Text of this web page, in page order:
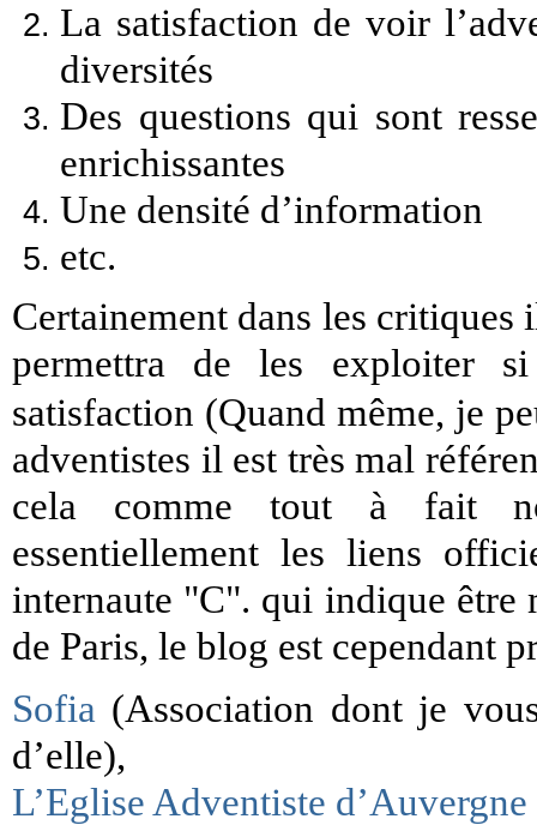
La satisfaction de voir
diversités
Des questions qui sont
enrichissantes
Une densité d’information
etc.
Certainement dans les
permettra de les exploiter
satisfaction (Quand même, je
adventistes il est très mal
cela comme tout à fait
essentiellement les liens
internaute "C". qui indique être
de Paris, le blog est cependant
Sofia (Association dont je
d’elle),
L’Eglise Adventiste d’Auvergne